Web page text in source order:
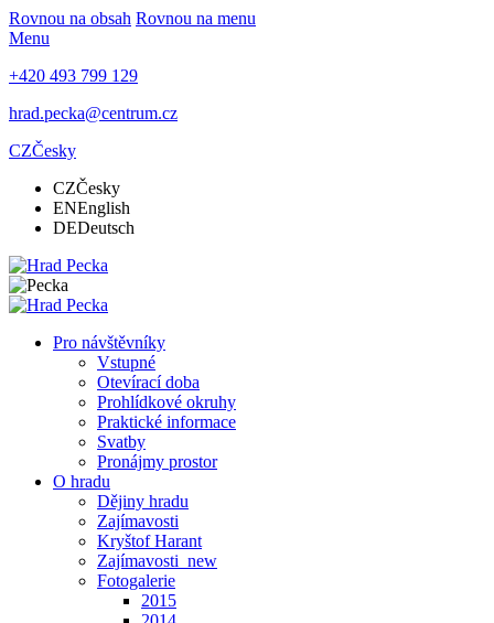
Rovnou na obsah Rovnou na menu
Menu
+420 493 799 129
hrad.pecka@centrum.cz
CZČesky
CZČesky
ENEnglish
DEDeutsch
Pro návštěvníky
Vstupné
Otevírací doba
Prohlídkové okruhy
Praktické informace
Svatby
Pronájmy prostor
O hradu
Dějiny hradu
Zajímavosti
Kryštof Harant
Zajímavosti_new
Fotogalerie
2015